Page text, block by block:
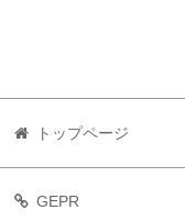
トップページ
GEPR